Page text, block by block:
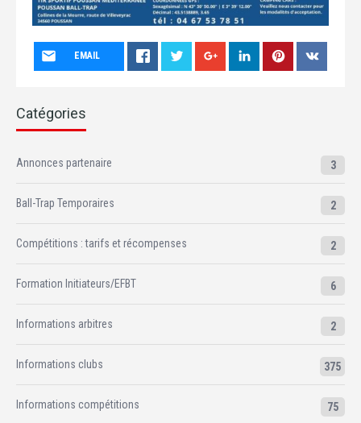
EMAIL
Catégories
Annonces partenaire 3
Ball-Trap Temporaires 2
Compétitions : tarifs et récompenses 2
Formation Initiateurs/EFBT 6
Informations arbitres 2
Informations clubs 375
Informations compétitions 75